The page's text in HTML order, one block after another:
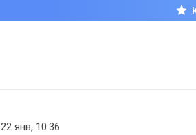
22 янв, 10:36